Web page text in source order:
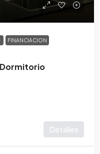
FINANCIACION
Dormitorio
Detalles